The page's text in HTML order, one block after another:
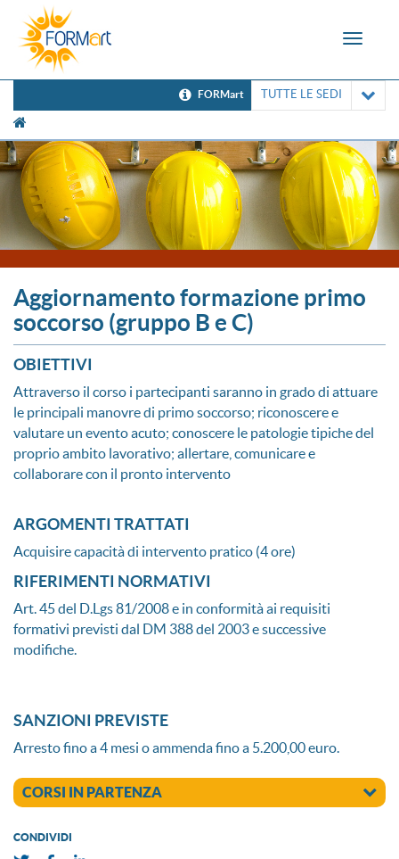
Toggle
FORMart TUTTE LE SEDI
Aggiornamento formazione primo
soccorso (gruppo B e C)
OBIETTIVI
Attraverso il corso i partecipanti saranno in grado di attuare
le principali manovre di primo soccorso; riconoscere e
valutare un evento acuto; conoscere le patologie tipiche del
proprio ambito lavorativo; allertare, comunicare e
collaborare con il pronto intervento
ARGOMENTI TRATTATI
Acquisire capacità di intervento pratico (4 ore)
RIFERIMENTI NORMATIVI
Art. 45 del D.Lgs 81/2008 e in conformità ai requisiti
formativi previsti dal DM 388 del 2003 e successive
modifiche.
SANZIONI PREVISTE
Arresto fino a 4 mesi o ammenda fino a 5.200,00 euro.
CORSI IN PARTENZA
CONDIVIDI